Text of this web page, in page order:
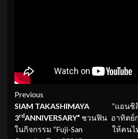
Continue
Reading
Previous
SIAM TAKASHIMAYA
3rdANNIVERSARY” ชวนฟิน
ในกิจกรรม “Fuji-San
“แอนชิ
อาทิตย์
ให้คนไ